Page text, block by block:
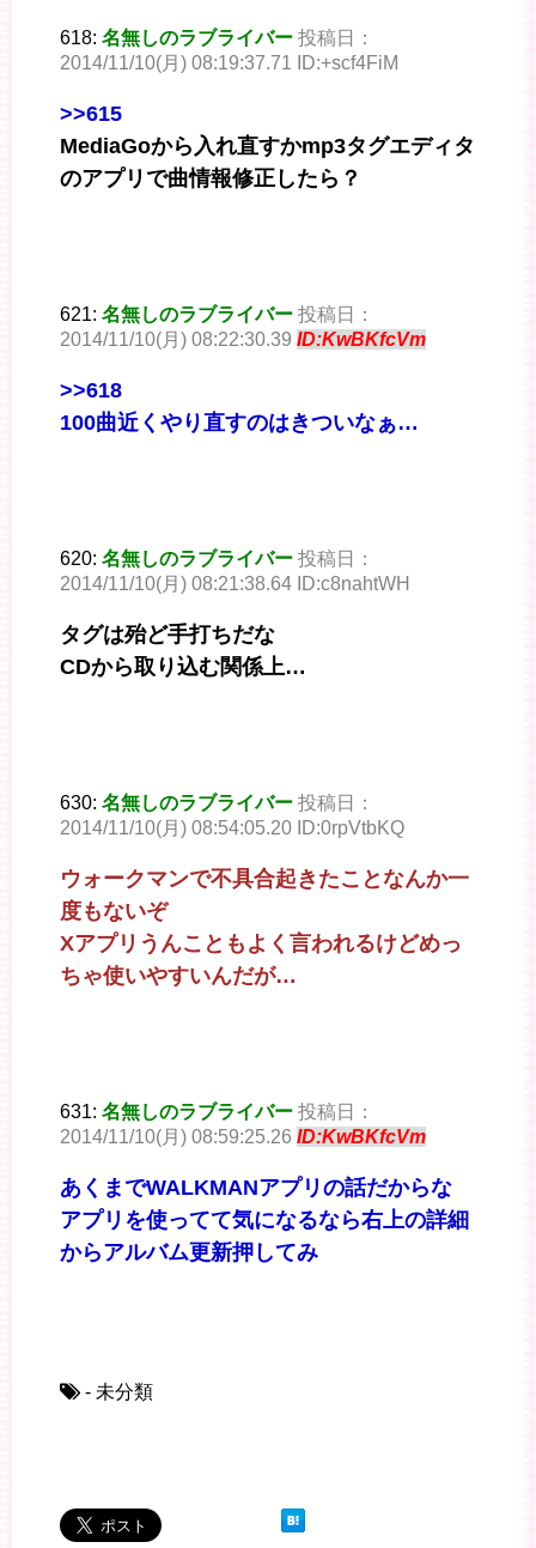
618: 名無しのラブライバー 投稿日：
2014/11/10(月) 08:19:37.71 ID:+scf4FiM
>>615
MediaGoから入れ直すかmp3タグエディタ
のアプリで曲情報修正したら？
621: 名無しのラブライバー 投稿日：
2014/11/10(月) 08:22:30.39 ID:KwBKfcVm
>>618
100曲近くやり直すのはきついなぁ…
620: 名無しのラブライバー 投稿日：
2014/11/10(月) 08:21:38.64 ID:c8nahtWH
タグは殆ど手打ちだな
CDから取り込む関係上…
630: 名無しのラブライバー 投稿日：
2014/11/10(月) 08:54:05.20 ID:0rpVtbKQ
ウォークマンで不具合起きたことなんか一
度もないぞ
Xアプリうんこともよく言われるけどめっ
ちゃ使いやすいんだが…
631: 名無しのラブライバー 投稿日：
2014/11/10(月) 08:59:25.26 ID:KwBKfcVm
あくまでWALKMANアプリの話だからな
アプリを使ってて気になるなら右上の詳細
からアルバム更新押してみ
- 未分類